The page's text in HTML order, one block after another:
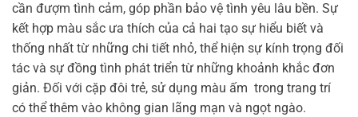
cần đượm tình cảm, góp phần bảo vệ tình yêu lâu bền. Sự
kết hợp màu sắc ưa thích của cả hai tạo sự hiểu biết và
thống nhất từ những chi tiết nhỏ, thể hiện sự kính trọng đối
tác và sự đồng tình phát triển từ những khoảnh khắc đơn
giản. Đối với cặp đôi trẻ, sử dụng màu ấm trong trang trí
có thể thêm vào không gian lãng mạn và ngọt ngào.